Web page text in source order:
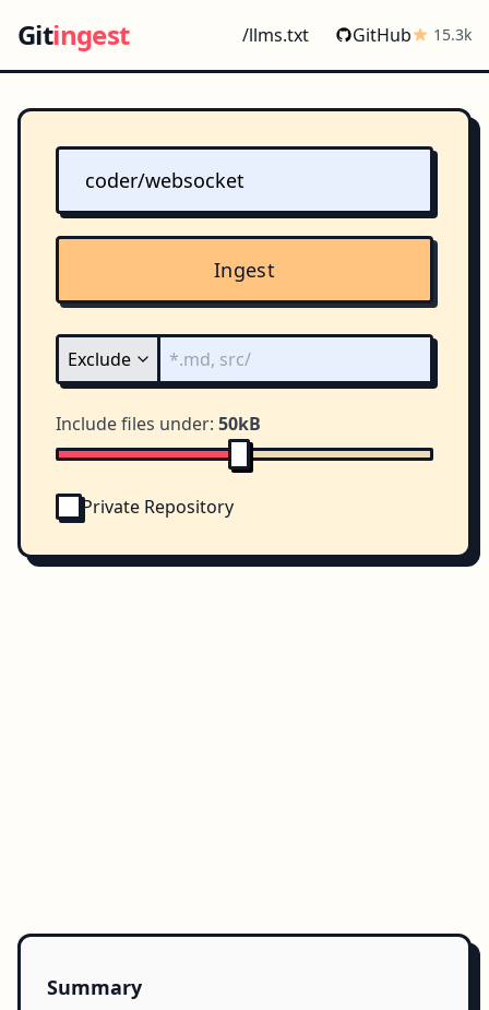
Gitingest /llms.txt GitHub 15.3k
Ingest
Include files under: 50kB
Private Repository
Summary